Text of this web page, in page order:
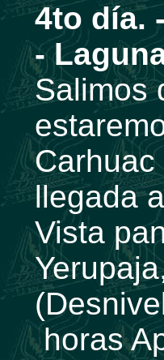
4to día. -
-
Salimos
llegada
Vista
horas